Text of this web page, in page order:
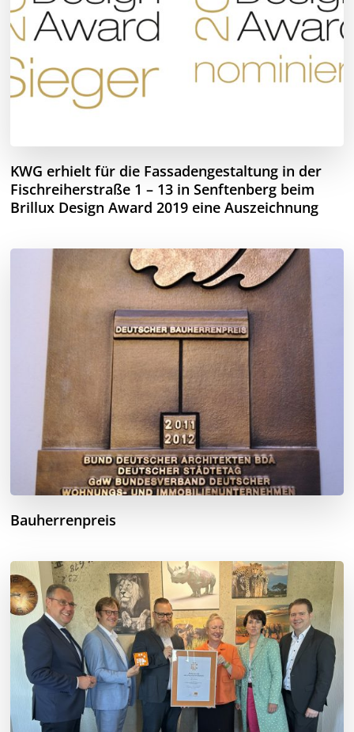
KWG erhielt für die Fassadengestaltung in der
Fischreiherstraße 1 – 13 in Senftenberg beim
Brillux Design Award 2019 eine Auszeichnung
Bauherrenpreis